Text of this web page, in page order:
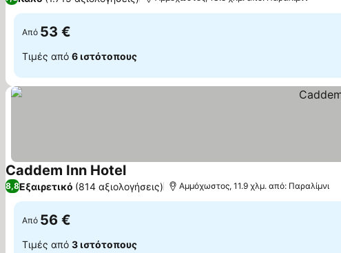
Από 53 €
Τιμές από 6 ιστότοπους
Caddem Inn Hotel
8,8Εξαιρετικό (814 αξιολογήσεις) Αμμόχωστος, 11.9 χλμ. από: Παραλίμνι
Από 56 €
Τιμές από 3 ιστότοπους